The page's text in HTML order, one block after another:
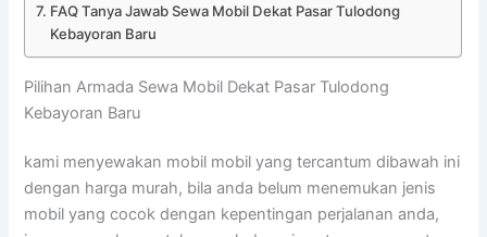
FAQ Tanya Jawab Sewa Mobil Dekat Pasar Tulodong
Kebayoran Baru
Pilihan Armada Sewa Mobil Dekat Pasar Tulodong
Kebayoran Baru
kami menyewakan mobil mobil yang tercantum dibawah ini
dengan harga murah, bila anda belum menemukan jenis
mobil yang cocok dengan kepentingan perjalanan anda,